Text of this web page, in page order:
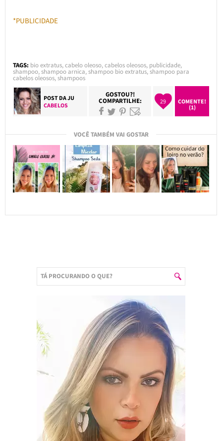
*PUBLICIDADE
TAGS: bio extratus,cabelo oleoso,cabelos oleosos, publicidade,
shampoo,shampoo arnica,shampoo bio extratus,shampoo para
cabelos oleosos,shampoos
POST DAJU
CABELOS
GOSTOU?!
COMPARTILHE: 29
COMENTE!
(1)
VOCÊ TAMBÉM VAI GOSTAR